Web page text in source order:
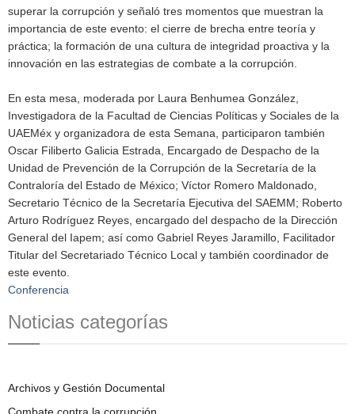
superar la corrupción y señaló tres momentos que muestran la
importancia de este evento: el cierre de brecha entre teoría y
práctica; la formación de una cultura de integridad proactiva y la
innovación en las estrategias de combate a la corrupción.
En esta mesa, moderada por Laura Benhumea González,
Investigadora de la Facultad de Ciencias Políticas y Sociales de la
UAEMéx y organizadora de esta Semana, participaron también
Oscar Filiberto Galicia Estrada, Encargado de Despacho de la
Unidad de Prevención de la Corrupción de la Secretaría de la
Contraloría del Estado de México; Víctor Romero Maldonado,
Secretario Técnico de la Secretaría Ejecutiva del SAEMM; Roberto
Arturo Rodríguez Reyes, encargado del despacho de la Dirección
General del Iapem; así como Gabriel Reyes Jaramillo, Facilitador
Titular del Secretariado Técnico Local y también coordinador de
este evento.
Conferencia
Noticias categorías
Archivos y Gestión Documental
Combate contra la corrupción